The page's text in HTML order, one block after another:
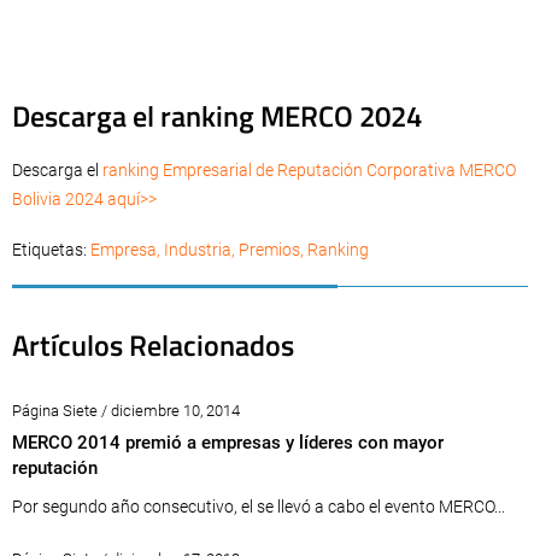
Descarga el ranking MERCO 2024
Descarga el ranking Empresarial de Reputación Corporativa MERCO
Bolivia 2024 aquí>>
Etiquetas: Empresa, Industria, Premios, Ranking
Artículos Relacionados
Página Siete / diciembre 10, 2014
MERCO 2014 premió a empresas y líderes con mayor
reputación
Por segundo año consecutivo, el se llevó a cabo el evento MERCO...